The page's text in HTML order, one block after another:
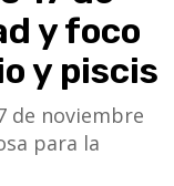
y foco
y piscis
de noviembre
para la